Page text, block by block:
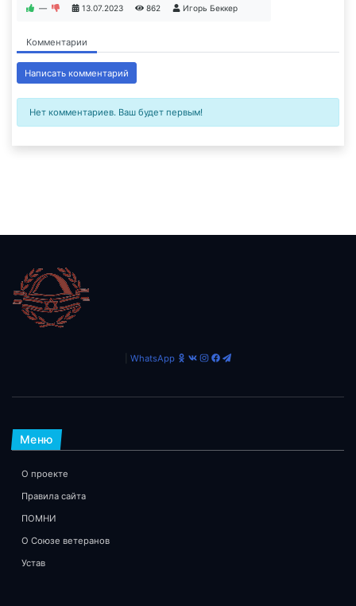
— 13.07.2023 862 Игорь Беккер
Комментарии
Написать комментарий
Нет комментариев. Ваш будет первым!
WhatsApp
Меню
О проекте
Правила сайта
ПОМНИ
О Союзе ветеранов
Устав